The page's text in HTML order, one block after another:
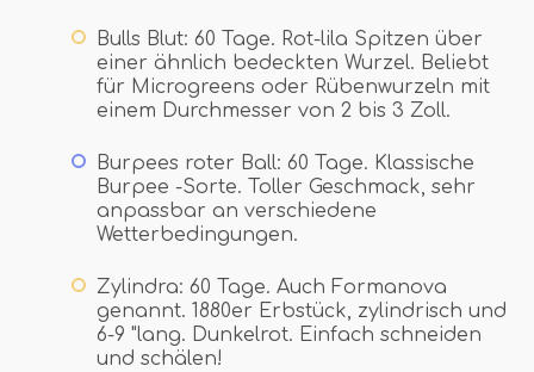
Bulls Blut: 60 Tage. Rot-lila Spitzen über
einer ähnlich bedeckten Wurzel. Beliebt
für Microgreens oder Rübenwurzeln mit
einem Durchmesser von 2 bis 3 Zoll.
Burpees roter Ball: 60 Tage. Klassische
Burpee -Sorte. Toller Geschmack, sehr
anpassbar an verschiedene
Wetterbedingungen.
Zylindra: 60 Tage. Auch Formanova
genannt. 1880er Erbstück, zylindrisch und
6-9 "lang. Dunkelrot. Einfach schneiden
und schälen!